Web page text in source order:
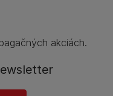
akciách.